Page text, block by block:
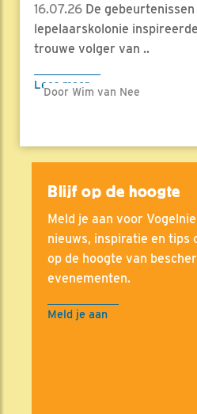
16.07.26 De gebeurtenissen
lepelaarskolonie
trouwe volger van ..
Lees meer
Door Wim van Nee
Blijf op de hoogte
Meld je aan voor
nieuws, inspiratie en tips
op de hoogte van
evenementen.
Meld je aan